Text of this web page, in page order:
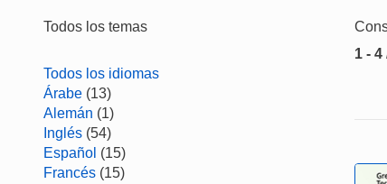
Todos los temas
Todos los idiomas
Árabe (13)
Alemán (1)
Inglés (54)
Español (15)
Francés (15)
1 - 4